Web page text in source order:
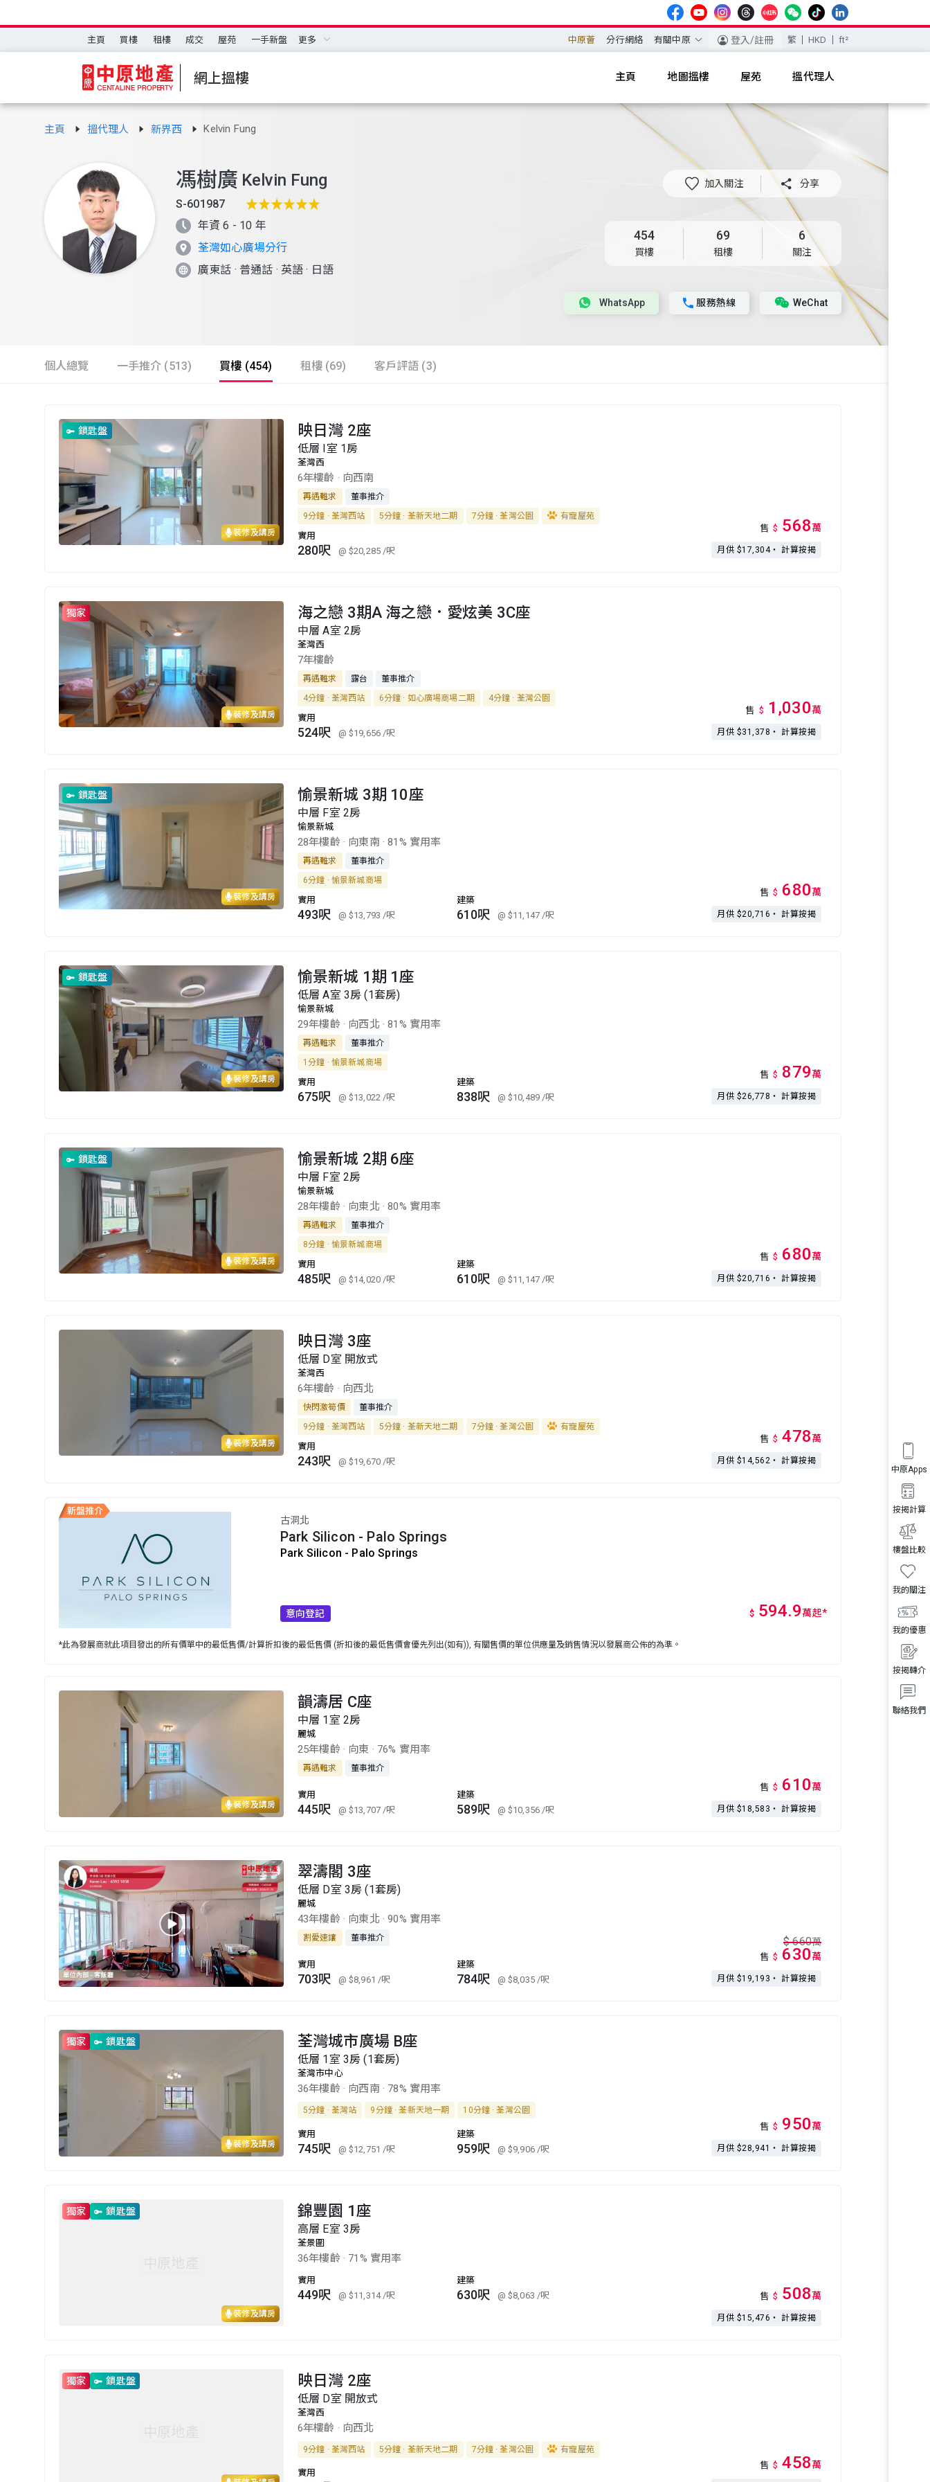
主頁 買樓 租樓 成交 屋苑 一手新盤 更多 中原薈 分行網絡 有關中原 登入/註冊 繁 HKD ft²
網上搵樓 主頁 地圖搵樓 屋苑 搵代理人
聯絡我們
按揭轉介
我的優惠
我的關注
樓盤比較
按揭計算
中原Apps
主頁 搵代理人 新界西 Kelvin Fung
馮樹廣 Kelvin Fung
S-601987
年資 6 - 10 年
荃灣如心廣場分行
廣東話 · 普通話 · 英語· 日語
加入關注  分享
454
買樓
69
租樓
6
關注
WeChat
服務熱線
WhatsApp
個人總覽 一手推介 (513) 買樓 (454) 租樓 (69) 客戶評語 (3)
裝修及講房
鎖匙盤 映日灣 2座
低層 I室 1房
荃灣西
6年樓齡 · 向西南
再遇難求
董事推介
9分鐘 · 荃灣西站
5分鐘 · 荃新天地二期 7分鐘 · 荃灣公園 有寵屋苑
實用
280呎 @ $20,285 /呎
售 $ 568萬
月供 $17,304・ 計算按揭
裝修及講房
獨家 海之戀 3期A 海之戀．愛炫美 3C座
中層 A室 2房
荃灣西
7年樓齡
再遇難求 露台
董事推介
4分鐘 · 荃灣西站
6分鐘 · 如心廣場商場二期 4分鐘 · 荃灣公園
實用
524呎 @ $19,656 /呎
售 $ 1,030萬
月供 $31,378・ 計算按揭
裝修及講房
鎖匙盤 愉景新城 3期 10座
中層 F室 2房
愉景新城
28年樓齡 · 向東南 · 81% 實用率
再遇難求
董事推介
6分鐘 · 愉景新城商場
實用
493呎 @ $13,793 /呎
建築
610呎 @ $11,147 /呎
售 $ 680萬
月供 $20,716・ 計算按揭
裝修及講房
鎖匙盤 愉景新城 1期 1座
低層 A室 3房 (1套房)
愉景新城
29年樓齡 · 向西北 · 81% 實用率
再遇難求
董事推介
1分鐘 · 愉景新城商場
實用
675呎 @ $13,022 /呎
建築
838呎 @ $10,489 /呎
售 $ 879萬
月供 $26,778・ 計算按揭
裝修及講房
鎖匙盤 愉景新城 2期 6座
中層 F室 2房
愉景新城
28年樓齡 · 向東北 · 80% 實用率
再遇難求
董事推介
8分鐘 · 愉景新城商場
實用
485呎 @ $14,020 /呎
建築
610呎 @ $11,147 /呎
售 $ 680萬
月供 $20,716・ 計算按揭
裝修及講房
映日灣 3座
低層 D室 開放式
荃灣西
6年樓齡 · 向西北
快閃激筍價
董事推介
9分鐘 · 荃灣西站
5分鐘 · 荃新天地二期 7分鐘 · 荃灣公園 有寵屋苑
實用
243呎 @ $19,670 /呎
售 $ 478萬
月供 $14,562・ 計算按揭
古洞北
Park Silicon - Palo Springs
Park Silicon - Palo Springs
意向登記 $ 594.9萬起*
*此為發展商就此項目發出的所有價單中的最低售價/計算折扣後的最低售價 (折扣後的最低售價會優先列出(如有)), 有關售價的單位供應量及銷售情況以發展商公佈的為準。
裝修及講房
韻濤居 C座
中層 1室 2房
麗城
25年樓齡 · 向東 · 76% 實用率
再遇難求 董事推介
實用
445呎 @ $13,707/呎
建築
589呎 @ $10,356/呎
售 $ 610萬
月供 $18,583・ 計算按揭
翠濤閣 3座
低層 D室 3房 (1套房)
麗城
43年樓齡 · 向東北 · 90% 實用率
割愛速讓 董事推介
實用
703呎 @ $8,961 /呎
建築
784呎 @ $8,035 /呎
$ 660萬
售 $ 630萬
月供 $19,193・ 計算按揭
裝修及講房
獨家 鎖匙盤 荃灣城市廣場 B座
低層 1室 3房 (1套房)
荃灣市中心
36年樓齡 · 向西南 · 78% 實用率
5分鐘 · 荃灣站 9分鐘 · 荃新天地一期 10分鐘 · 荃灣公園
實用
745呎 @ $12,751 /呎
建築
959呎 @ $9,906 /呎
售 $ 950萬
月供 $28,941・ 計算按揭
裝修及講房
獨家 鎖匙盤 錦豐園 1座
高層 E室 3房
荃景圍
36年樓齡 · 71% 實用率
實用
449呎 @ $11,314 /呎
建築
630呎 @ $8,063 /呎 售 $ 508萬
月供 $15,476・ 計算按揭
獨家 鎖匙盤 映日灣 2座
低層 D室 開放式
荃灣西
6年樓齡 · 向西北
9分鐘 · 荃灣西站 5分鐘 · 荃新天地二期 7分鐘 · 荃灣公園 有寵屋苑
實用
售 $ 458萬